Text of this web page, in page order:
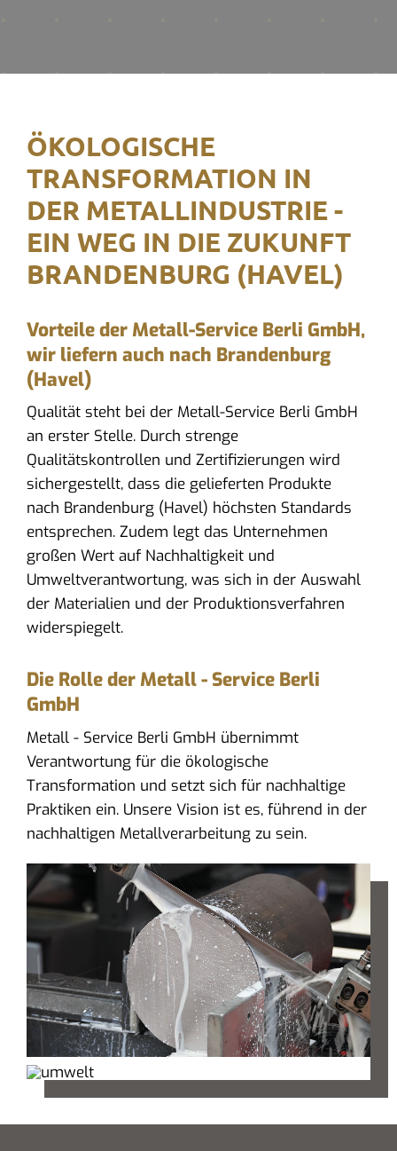
ÖKOLOGISCHE
TRANSFORMATION IN
DER METALLINDUSTRIE -
EIN WEG IN DIE ZUKUNFT
BRANDENBURG (HAVEL)
Vorteile der Metall-Service Berli GmbH,
wir liefern auch nach Brandenburg
(Havel)
Qualität steht bei der Metall-Service Berli GmbH
an erster Stelle. Durch strenge
Qualitätskontrollen und Zertifizierungen wird
sichergestellt, dass die gelieferten Produkte
nach Brandenburg (Havel) höchsten Standards
entsprechen. Zudem legt das Unternehmen
großen Wert auf Nachhaltigkeit und
Umweltverantwortung, was sich in der Auswahl
der Materialien und der Produktionsverfahren
widerspiegelt.
Die Rolle der Metall - Service Berli
GmbH
Metall - Service Berli GmbH übernimmt
Verantwortung für die ökologische
Transformation und setzt sich für nachhaltige
Praktiken ein. Unsere Vision ist es, führend in der
nachhaltigen Metallverarbeitung zu sein.